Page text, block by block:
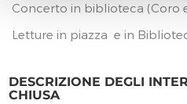
Concerto in biblioteca (Coro
Letture in piazza e in
DESCRIZIONE DEGLI
CHIUSA